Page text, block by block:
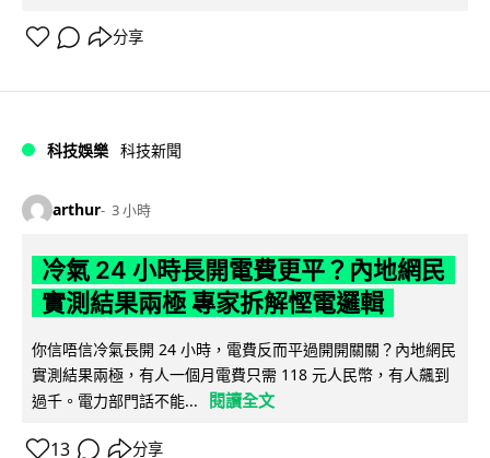
分享
科技娛樂 科技新聞
arthur 3 小時
冷氣 24 小時長開電費更平？內地網民
實測結果兩極 專家拆解慳電邏輯
你信唔信冷氣長開 24 小時，電費反而平過開開關關？內地網民
實測結果兩極，有人一個月電費只需 118 元人民幣，有人飆到
過千。電力部門話不能...
閱讀全文
13 分享